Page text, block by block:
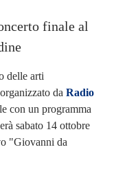
finale al
delle arti
da Radio
con un programma
sabato 14 ottobre
"Giovanni da